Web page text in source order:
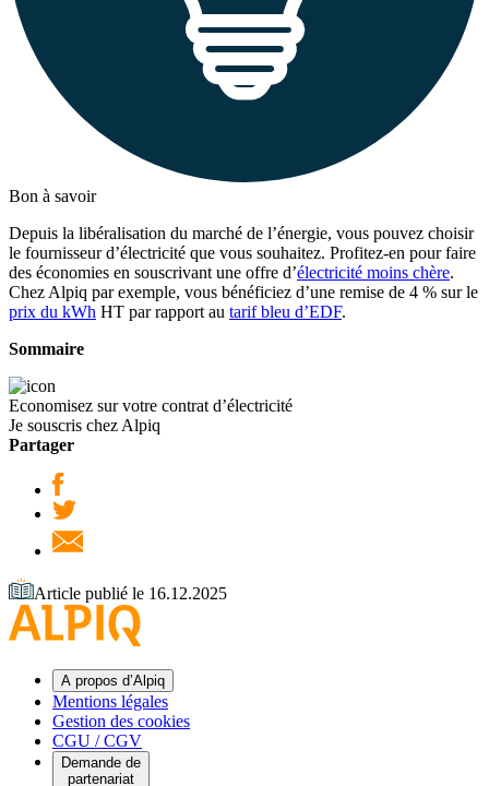
Bon à savoir
Depuis la libéralisation du marché de l’énergie, vous pouvez choisir
le fournisseur d’électricité que vous souhaitez. Profitez-en pour faire
des économies en souscrivant une offre d’électricité moins chère.
Chez Alpiq par exemple, vous bénéficiez d’une remise de 4 % sur le
prix du kWh HT par rapport au tarif bleu d’EDF.
Sommaire
Economisez sur votre contrat d’électricité
Je souscris chez Alpiq
Partager
Article publié le 16.12.2025
A propos d’Alpiq
Mentions légales
Gestion des cookies
CGU / CGV
Demande de
partenariat